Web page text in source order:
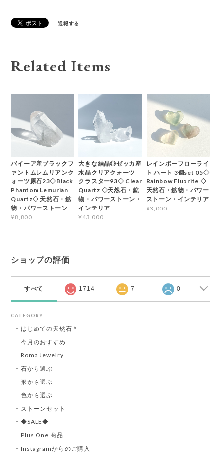
通報する
Related Items
バイーア産ブラックフ
ァントムレムリアンク
ォーツ原石23◇Black
Phantom Lemurian
Quartz◇ 天然石・鉱
物・パワーストーン
¥8,800
大きな結晶◎ゼッカ産
水晶クリアクォーツ
クラスター93◇ Clear
Quartz ◇天然石・鉱
物・パワーストーン・
インテリア
¥43,000
レインボーフローライ
ト ハート 3個set 05◇
Rainbow Fluorite ◇
天然石・鉱物・パワー
ストーン・インテリア
¥3,000
ショップの評価
すべて 1714 7 0
CATEGORY
はじめての天然石＊
今月のおすすめ
Roma Jewelry
石から選ぶ
形から選ぶ
色から選ぶ
ストーンセット
◆SALE◆
Plus One 商品
Instagramからのご購入